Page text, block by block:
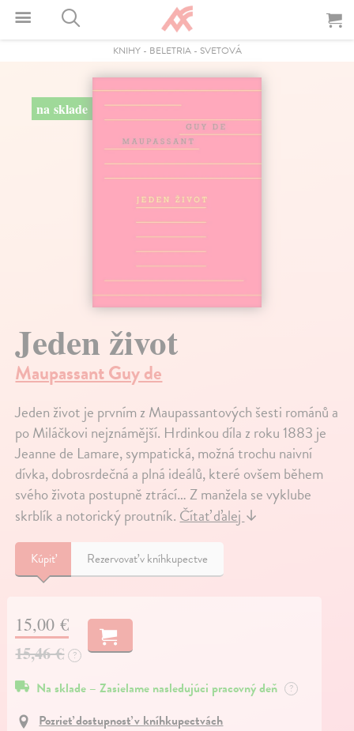
KNIHY- BELETRIA- SVETOVÁ
na sklade
Jeden život
Maupassant Guy de
Jeden život je prvním z Maupassantových šesti románů a
po Miláčkovi nejznámější. Hrdinkou díla z roku 1883 je
Jeanne de Lamare, sympatická, možná trochu naivní
dívka, dobrosrdečná a plná ideálů, které ovšem během
svého života postupně ztrácí… Z manžela se vyklube
skrblík a notorický proutník.Čítať ďalej↓
Kúpiť Rezervovať v kníhkupectve
15,00 €
15,46 € ?
Na sklade – Zasielame nasledujúci pracovný deň ?
Pozrieť dostupnosť v kníhkupectvách